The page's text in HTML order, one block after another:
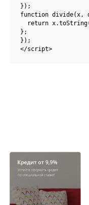
});
function divide(x,
return
};
});
</script>